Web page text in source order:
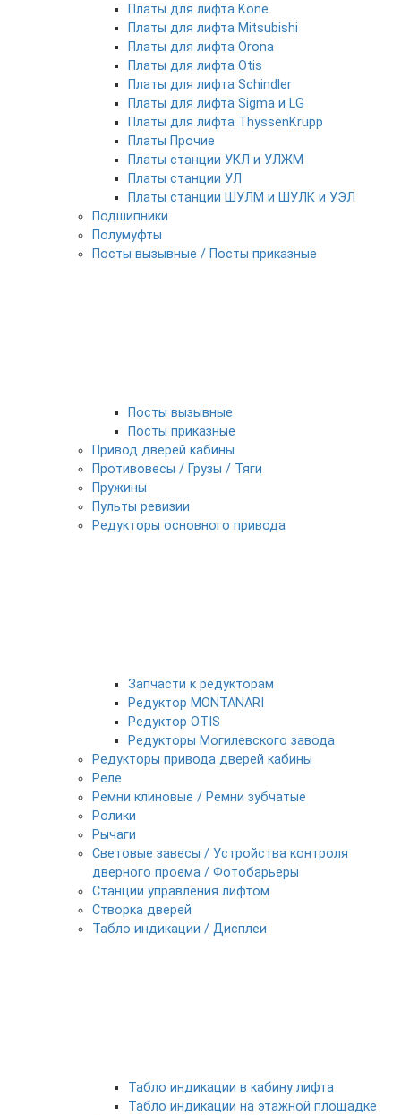
Платы для лифта Kone
Платы для лифта Mitsubishi
Платы для лифта Orona
Платы для лифта Otis
Платы для лифта Schindler
Платы для лифта Sigma и LG
Платы для лифта ThyssenKrupp
Платы Прочие
Платы станции УКЛ и УЛЖМ
Платы станции УЛ
Платы станции ШУЛМ и ШУЛК и УЭЛ
Подшипники
Полумуфты
Посты вызывные / Посты приказные
Посты вызывные
Посты приказные
Привод дверей кабины
Противовесы / Грузы / Тяги
Пружины
Пульты ревизии
Редукторы основного привода
Запчасти к редукторам
Редуктор MONTANARI
Редуктор OTIS
Редукторы Могилевского завода
Редукторы привода дверей кабины
Реле
Ремни клиновые / Ремни зубчатые
Ролики
Рычаги
Световые завесы / Устройства контроля
дверного проема / Фотобарьеры
Станции управления лифтом
Створка дверей
Табло индикации / Дисплеи
Табло индикации в кабину лифта
Табло индикации на этажной площадке